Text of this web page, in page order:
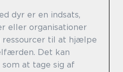
dyr er en indsats,
eller organisationer
ressourcer til at hjælpe
Det kan
at tage sig af